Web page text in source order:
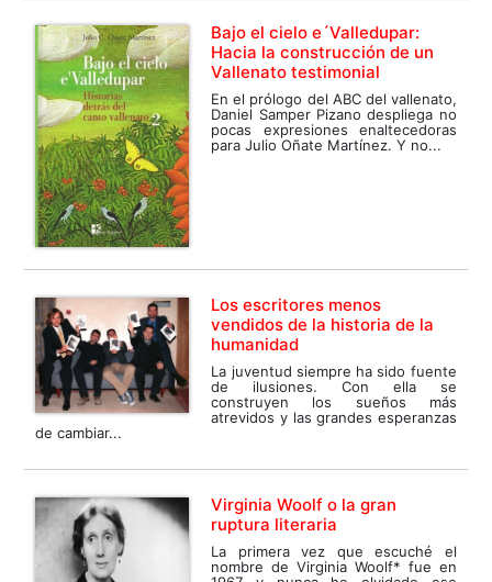
Bajo el cielo e´Valledupar:
Hacia la construcción de un
Vallenato testimonial
En el prólogo del ABC del vallenato,
Daniel Samper Pizano despliega no
pocas expresiones enaltecedoras
para Julio Oñate Martínez. Y no...
Los escritores menos
vendidos de la historia de la
humanidad
La juventud siempre ha sido fuente
de ilusiones. Con ella se
construyen los sueños más
atrevidos y las grandes esperanzas
de cambiar...
Virginia Woolf o la gran
ruptura literaria
La primera vez que escuché el
nombre de Virginia Woolf* fue en